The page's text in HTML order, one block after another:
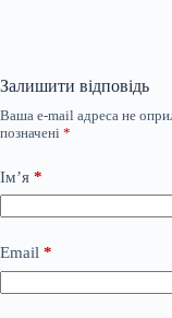
Залишити відповідь
Ваша e-mail адреса не
позначені *
Ім’я *
Email *